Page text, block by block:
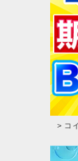
> コ